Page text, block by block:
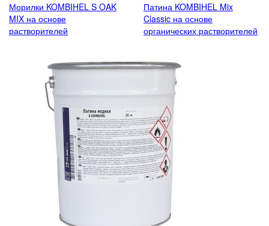
Морилки KOMBIHEL S OAK
MIX на основе
растворителей
Патина KOMBIHEL Mix
Classic на основе
органических растворителей